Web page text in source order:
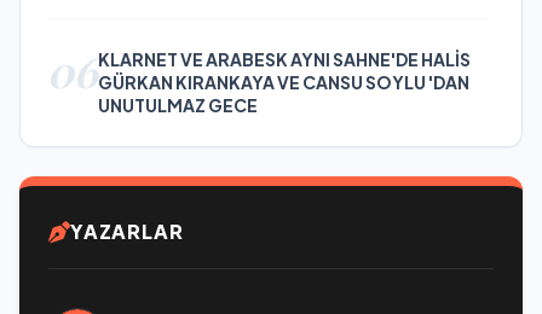
06KLARNET VE ARABESK AYNI SAHNE'DE HALİS
GÜRKAN KIRANKAYA VE CANSU SOYLU 'DAN
UNUTULMAZ GECE
YAZARLAR